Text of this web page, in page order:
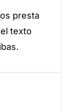
presta
texto